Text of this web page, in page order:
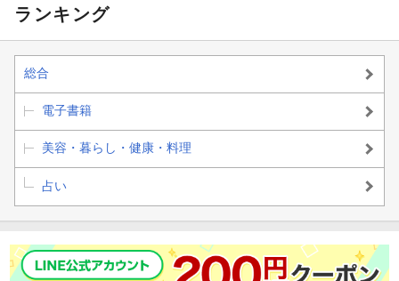
ランキング
総合
電子書籍
美容・暮らし・健康・料理
占い